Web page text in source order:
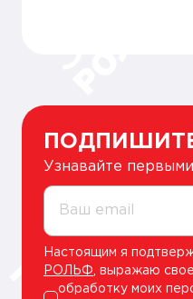
Узнавайте
Ваш email
Настоящим я
РОЛЬФ , выражаю
обработку моих